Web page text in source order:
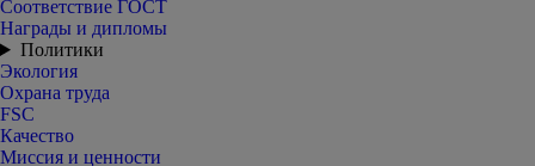
Соответствие ГОСТ
Награды и дипломы
Политики
Экология
Охрана труда
FSC
Качество
Миссия и ценности